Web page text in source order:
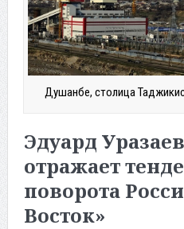
Душанбе, столица
Эдуард
отражает
поворота
Восток»